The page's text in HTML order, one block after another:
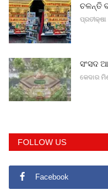
ଚଳନ୍ତି
ପ୍ରତୀକ୍ଷା
ସଂସଦ
କେଦାର
FOLLOW US
Facebook